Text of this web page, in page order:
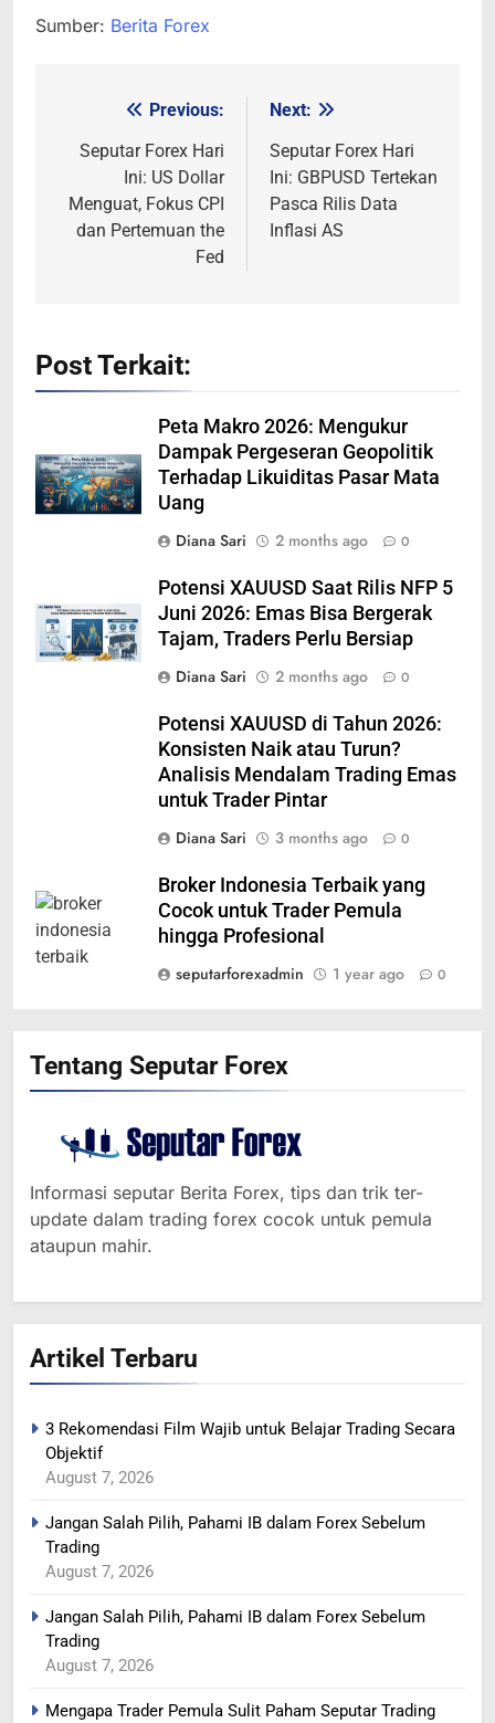
Sumber: Berita Forex
navigation
Previous:
Seputar Forex Hari
Ini: US Dollar
Menguat, Fokus CPI
dan Pertemuan the
Fed
Next:
Seputar Forex Hari
Ini: GBPUSD Tertekan
Pasca Rilis Data
Inflasi AS
Post Terkait:
Peta Makro 2026: Mengukur
Dampak Pergeseran Geopolitik
Terhadap Likuiditas Pasar Mata
Uang
Diana Sari
2 months ago 0
Potensi XAUUSD Saat Rilis NFP 5
Juni 2026: Emas Bisa Bergerak
Tajam, Traders Perlu Bersiap
Diana Sari
2 months ago 0
Potensi XAUUSD di Tahun 2026:
Konsisten Naik atau Turun?
Analisis Mendalam Trading Emas
untuk Trader Pintar
Diana Sari
3 months ago 0
Broker Indonesia Terbaik yang
Cocok untuk Trader Pemula
hingga Profesional
seputarforexadmin
1 year ago 0
Tentang Seputar Forex
Informasi seputar Berita Forex, tips dan trik ter-
update dalam trading forex cocok untuk pemula
ataupun mahir.
Artikel Terbaru
3 Rekomendasi Film Wajib untuk Belajar Trading Secara
Objektif
August 7, 2026
Jangan Salah Pilih, Pahami IB dalam Forex Sebelum
Trading
August 7, 2026
Jangan Salah Pilih, Pahami IB dalam Forex Sebelum
Trading
August 7, 2026
Mengapa Trader Pemula Sulit Paham Seputar Trading
MINYAK NAIK SETELAH
RENCANA PEMANGKASAN
365
ADANYA PERINGATAN
366
RESESI
BERITA FOREX